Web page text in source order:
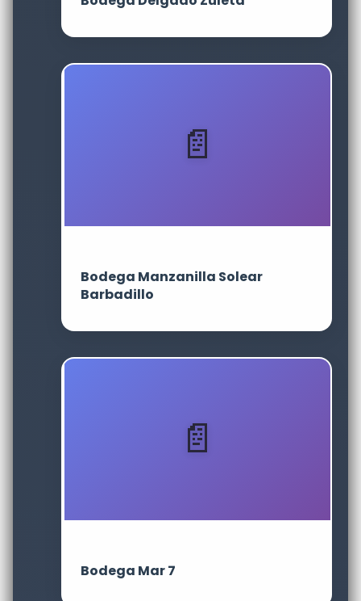
Bodega Manzanilla Solear
Barbadillo
Bodega Mar 7